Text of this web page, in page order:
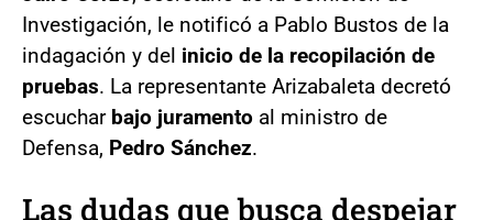
Investigación, le notificó a Pablo Bustos de la
indagación y del inicio de la recopilación de
pruebas. La representante Arizabaleta decretó
escuchar bajo juramento al ministro de
Defensa, Pedro Sánchez.
Las dudas que busca despejar